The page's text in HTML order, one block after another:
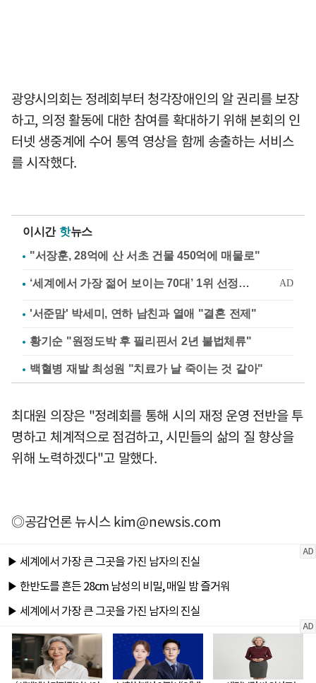
광양시의회는 정례회부터 청각장애인의 알 권리를 보장
하고, 의정 활동에 대한 참여를 확대하기 위해 본회의 인
터넷 생중계에 수어 통역 영상을 함께 송출하는 서비스
를 시작했다.
이시간 핫뉴스
"서장훈, 28억에 산 서초 건물 450억에 매물로"
'서준맘' 박세미, 연하 남친과 열애 "결혼 전제"
황기순 "원정도박 후 필리핀서 2년 불법체류"
백혈병 재발 최성원 "치료가 날 죽이는 것 같아"
최대원 의장은 "정례회를 통해 시의 재정 운영 전반을 투
명하고 체계적으로 점검하고, 시민들의 삶의 질 향상을
위해 노력하겠다"고 말했다.
◎공감언론 뉴시스kim@newsis.com